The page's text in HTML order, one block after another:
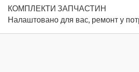
КОМПЛЕКТИ ЗАПЧАСТИН
Налаштовано для вас, ремонт у